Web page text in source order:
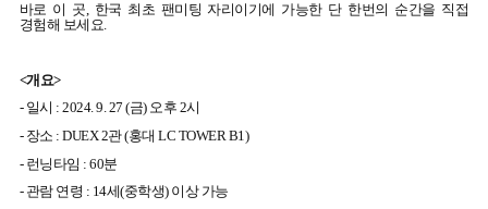
바로 이 곳, 한국 최초 팬미팅 자리이기에 가능한 단 한번의 순간을 직접
경험해 보세요.
<개요>
- 일시 : 2024. 9. 27 (금) 오후 2시
- 장소 : DUEX 2관(홍대LC TOWER B1)
- 런닝타임 : 60분
- 관람 연령 : 14세(중학생) 이상 가능